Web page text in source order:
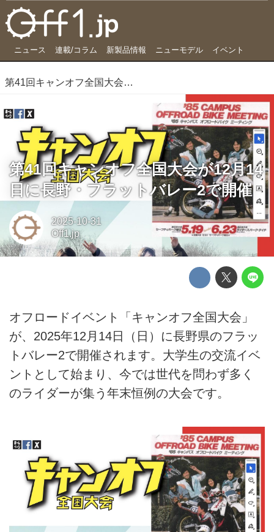
ニュース 連載/コラム 新製品情報 ニューモデル イベント
第41回キャンオフ全国大会が12月14日に長野・フラットバレー2で開催
第41回キャンオフ全国大会が12月14
日に長野・フラットバレー2で開催
2025-10-31
Off1.jp
オフロードイベント「キャンオフ全国大会」
が、2025年12月14日（日）に長野県のフラッ
トバレー2で開催されます。大学生の交流イベ
ントとして始まり、今では世代を問わず多く
のライダーが集う年末恒例の大会です。